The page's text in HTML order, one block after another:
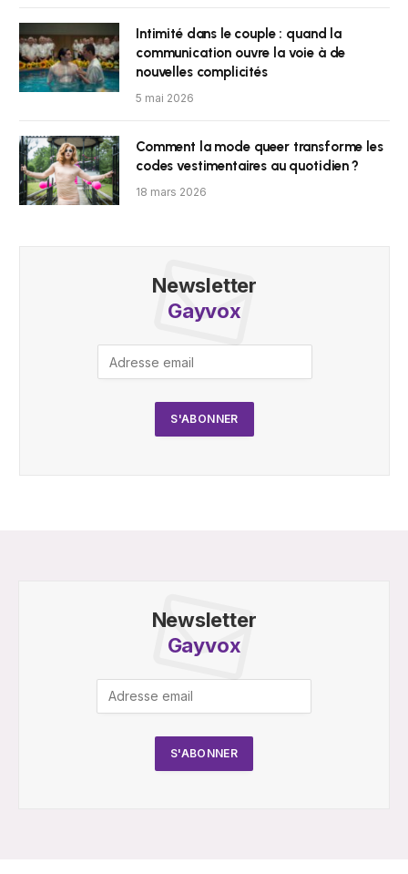
Intimité dans le couple : quand la
communication ouvre la voie à de
nouvelles complicités
5 mai 2026
Comment la mode queer transforme les
codes vestimentaires au quotidien ?
18 mars 2026
Newsletter
Gayvox
Newsletter
Gayvox